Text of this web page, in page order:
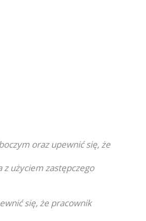
oraz upewnić się, że
użyciem zastępczego
się, że pracownik